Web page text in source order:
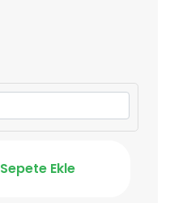
Sepete Ekle